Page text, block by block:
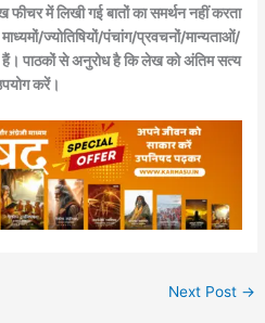
में लिखी गई बातों का समर्थन नहीं करता
ज्योतिषियों/पंचांग/प्रवचनों/मान्यताओं/
पाठकों से अनुरोध है कि लेख को अंतिम सत्य
करें।
Next Post →